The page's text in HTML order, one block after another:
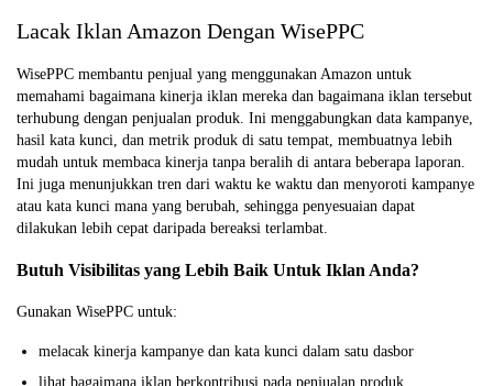
Lacak Iklan Amazon Dengan WisePPC
WisePPC membantu penjual yang menggunakan Amazon untuk
memahami bagaimana kinerja iklan mereka dan bagaimana iklan tersebut
terhubung dengan penjualan produk. Ini menggabungkan data kampanye,
hasil kata kunci, dan metrik produk di satu tempat, membuatnya lebih
mudah untuk membaca kinerja tanpa beralih di antara beberapa laporan.
Ini juga menunjukkan tren dari waktu ke waktu dan menyoroti kampanye
atau kata kunci mana yang berubah, sehingga penyesuaian dapat
dilakukan lebih cepat daripada bereaksi terlambat.
Butuh Visibilitas yang Lebih Baik Untuk Iklan Anda?
Gunakan WisePPC untuk:
melacak kinerja kampanye dan kata kunci dalam satu dasbor
lihat bagaimana iklan berkontribusi pada penjualan produk